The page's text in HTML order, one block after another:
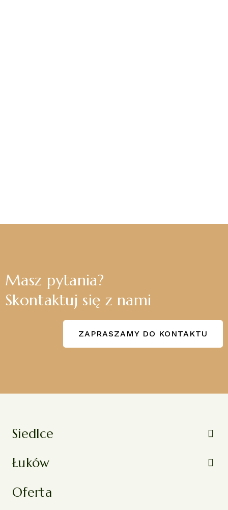
Masz pytania?
Skontaktuj się z nami
ZAPRASZAMY DO KONTAKTU
Siedlce
Łuków
Oferta